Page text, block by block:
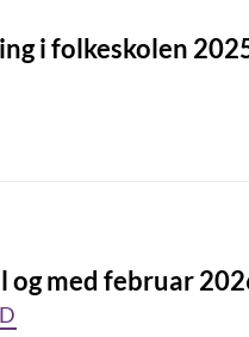
i folkeskolen
med februar